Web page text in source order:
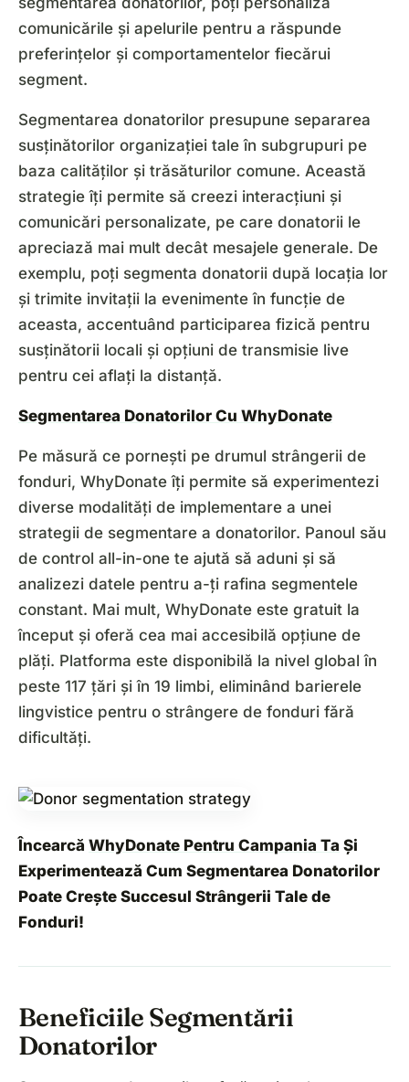
comunicările și apelurile pentru a răspunde
preferințelor și comportamentelor fiecărui
segment.
Segmentarea donatorilor presupune separarea
susținătorilor organizației tale în subgrupuri pe
baza calităților și trăsăturilor comune. Această
strategie îți permite să creezi interacțiuni și
comunicări personalizate, pe care donatorii le
apreciază mai mult decât mesajele generale. De
exemplu, poți segmenta donatorii după locația lor
și trimite invitații la evenimente în funcție de
aceasta, accentuând participarea fizică pentru
susținătorii locali și opțiuni de transmisie live
pentru cei aflați la distanță.
Segmentarea Donatorilor Cu WhyDonate
Pe măsură ce pornești pe drumul strângerii de
fonduri, WhyDonate îți permite să experimentezi
diverse modalități de implementare a unei
strategii de segmentare a donatorilor. Panoul său
de control all-in-one te ajută să aduni și să
analizezi datele pentru a-ți rafina segmentele
constant. Mai mult, WhyDonate este gratuit la
început și oferă cea mai accesibilă opțiune de
plăți. Platforma este disponibilă la nivel global în
peste 117 țări și în 19 limbi, eliminând barierele
lingvistice pentru o strângere de fonduri fără
dificultăți.
Încearcă WhyDonate Pentru Campania Ta Și
Experimentează Cum Segmentarea Donatorilor
Poate Crește Succesul Strângerii Tale de
Fonduri!
Beneficiile Segmentării
Donatorilor